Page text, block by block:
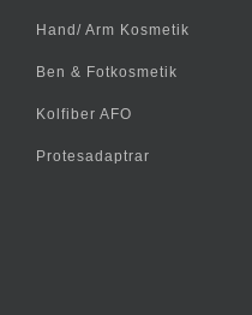
Hand/ Arm Kosmetik
Ben & Fotkosmetik
Kolfiber AFO
Protesadaptrar